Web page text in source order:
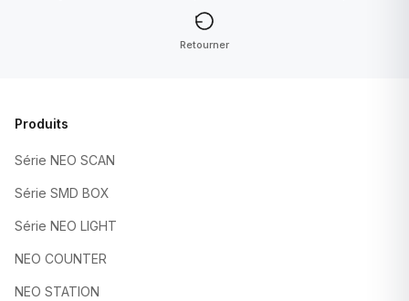
Retourner
Produits
Série NEO SCAN
Série SMD BOX
Série NEO LIGHT
NEO COUNTER
NEO STATION